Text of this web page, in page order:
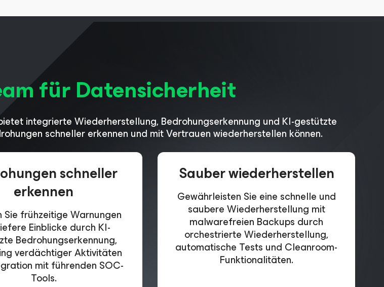
für Datensicherheit
integrierte Wiederherstellung, Bedrohungserkennung und KI-gestützte
schneller erkennen und mit Vertrauen wiederherstellen können.
schneller
erkennen
Sie frühzeitige Warnungen
Einblicke durch KI-
Bedrohungserkennung,
verdächtiger Aktivitäten
mit führenden SOC-
Tools.
Sauber wiederherstellen
Gewährleisten Sie eine schnelle und
saubere Wiederherstellung mit
malwarefreien Backups durch
orchestrierte Wiederherstellung,
automatische Tests und Cleanroom-
Funktionalitäten.